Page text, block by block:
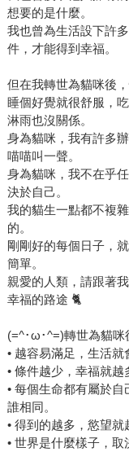
想要的是什麼。
我也曾為生活設下許
件，才能得到幸福。
但在我轉世為貓咪後
睡個好覺就很舒服，
淋雨也沒關係。
身為貓咪，我有許多
喵喵叫一聲。
身為貓咪，我不在乎
決於自己。
我的貓生一點都不複
的。
剛剛好的每個日子，
簡單。
親愛的人類，請跟著
幸福的路途 🐈
(=^･ω･^=)轉世為貓
• 越容易滿足，生活就
• 條件越少，幸福就越
• 每個生命都有屬於
誰相同。
• 得到的越多，慾望就
• 世界是什麼樣子，取